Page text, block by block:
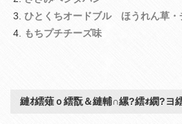
ひとくちオードブル ほうれん草・
もちプチチーズ味
縺ｵ繧薙ｏ繧翫＆縺輔∩縲?繧ｫ繝?ヨ